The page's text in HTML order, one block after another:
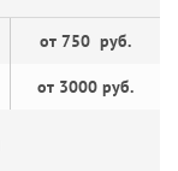
от 750 руб.
от 3000 руб.